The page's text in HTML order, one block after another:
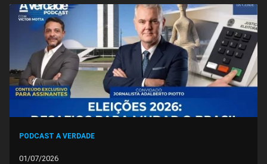
no
Facebook
no
Whatsapp
no
Twitter
no
Messenger
no
Telegram
no
Gettr
PODCAST A VERDADE
01/07/2026